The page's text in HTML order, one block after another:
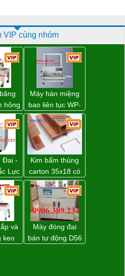
VIP cùng nhóm
hông
giá
Máy hàn miệng
bao liên tục WP-
1200V chính
hãng giá tốt
Đai -
Lực
Gói
Kim bấm thùng
carton 35x18 có
sẵn giá rẻ toàn
quốc
và
keo
Máy đóng đai
bán tự động D56